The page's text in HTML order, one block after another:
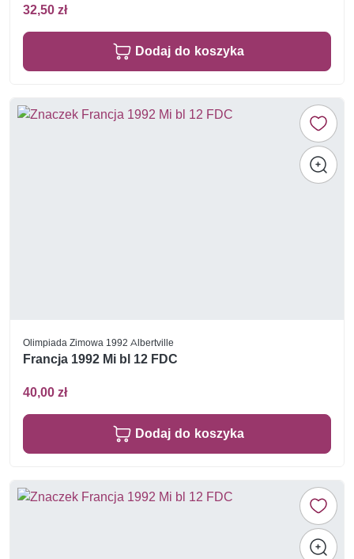
32,50 zł
Dodaj do koszyka
Olimpiada Zimowa 1992 Albertville
Francja 1992 Mi bl 12 FDC
40,00 zł
Dodaj do koszyka